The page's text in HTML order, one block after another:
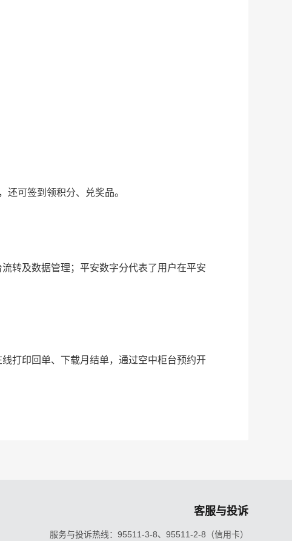
可签到领积分、兑奖品。
转及数据管理；平安数字分代表了用户在平安
打印回单、下载月结单，通过空中柜台预约开
客服与投诉
服务与投诉热线：95511-3-8、95511-2-8（信用卡）